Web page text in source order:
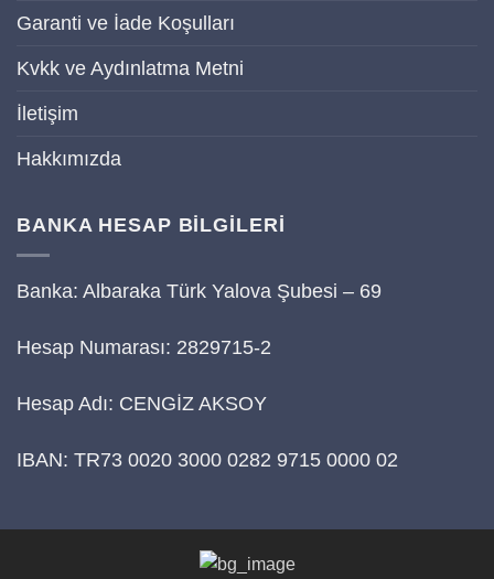
Garanti ve İade Koşulları
Kvkk ve Aydınlatma Metni
İletişim
Hakkımızda
BANKA HESAP BİLGİLERİ
Banka: Albaraka Türk Yalova Şubesi – 69
Hesap Numarası: 2829715-2
Hesap Adı: CENGİZ AKSOY
IBAN: TR73 0020 3000 0282 9715 0000 02